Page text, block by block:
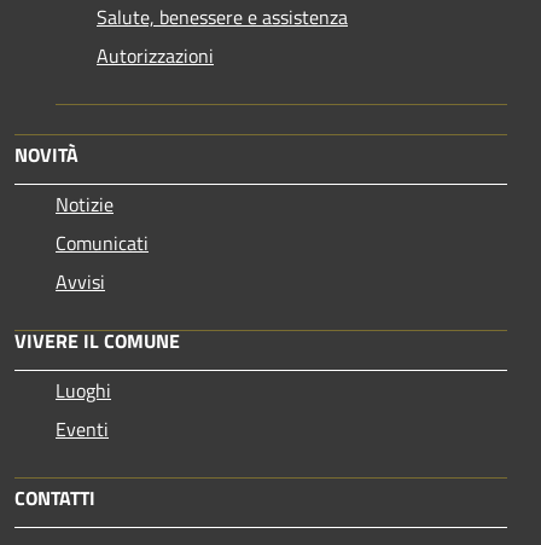
Salute, benessere e assistenza
Autorizzazioni
NOVITÀ
Notizie
Comunicati
Avvisi
VIVERE IL COMUNE
Luoghi
Eventi
CONTATTI